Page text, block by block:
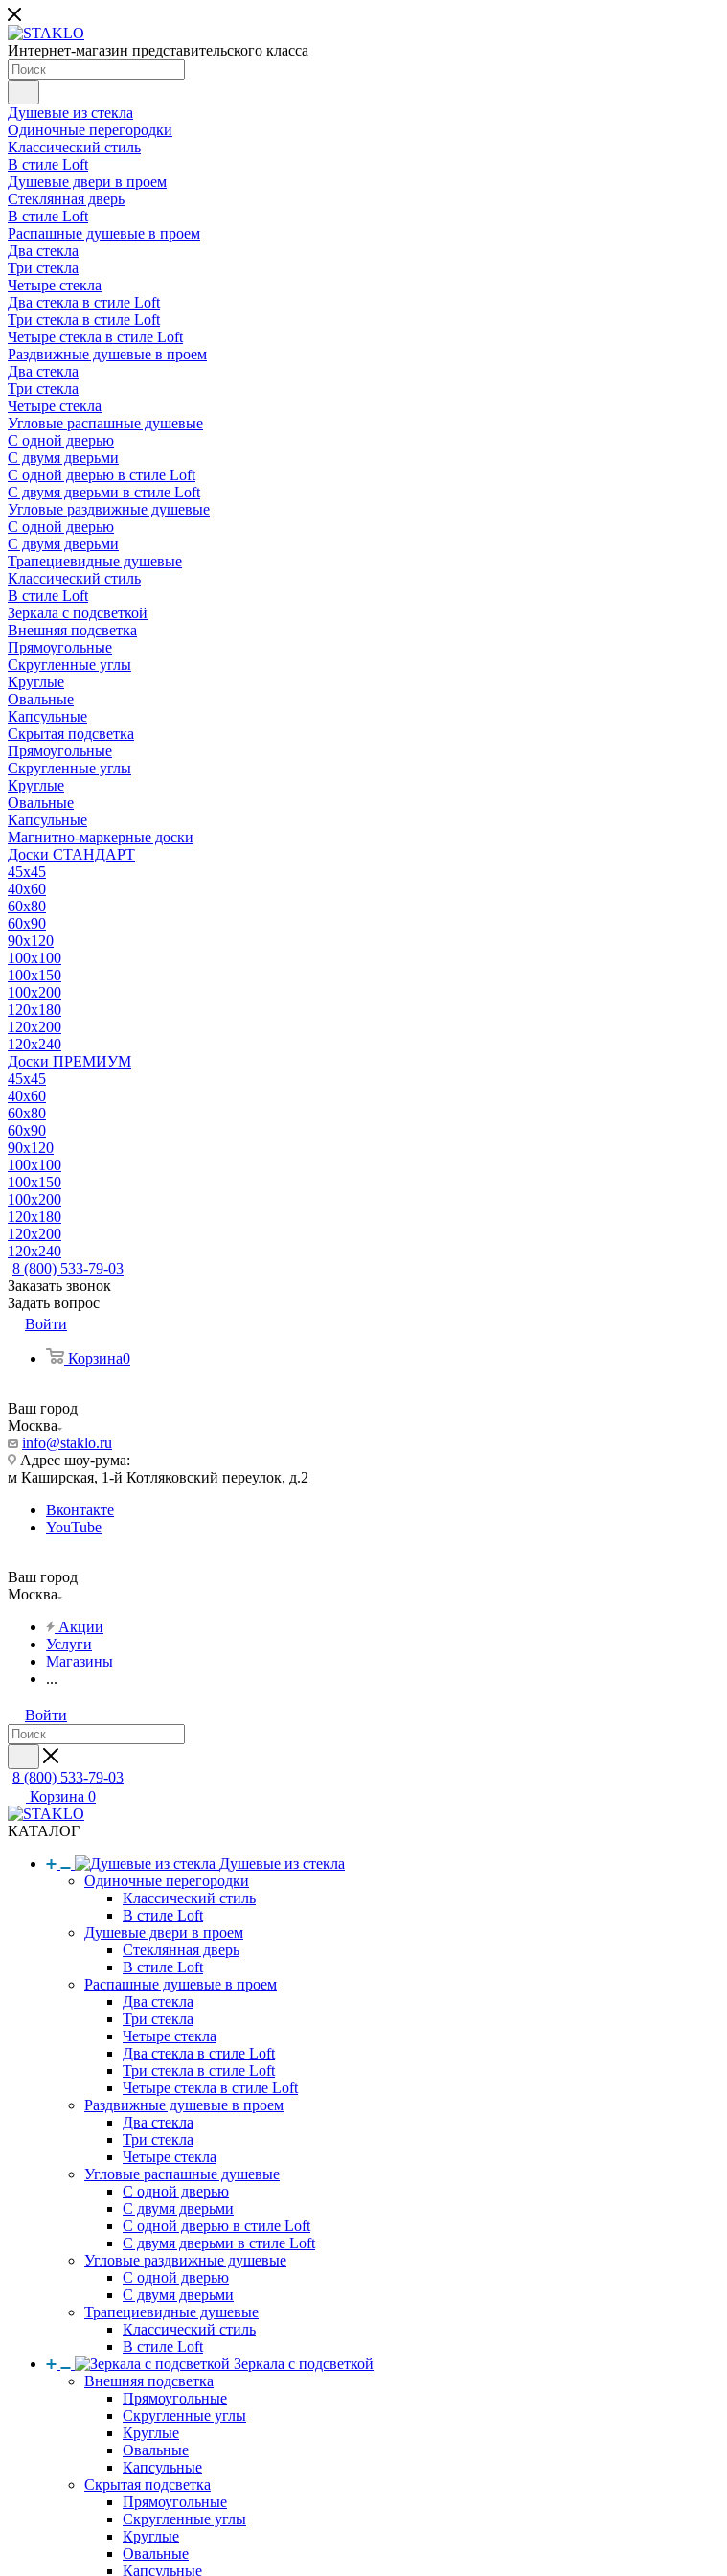
Интернет-магазин представительского класса
Душевые из стекла
Одиночные перегородки
Классический стиль
В стиле Loft
Душевые двери в проем
Стеклянная дверь
В стиле Loft
Распашные душевые в проем
Два стекла
Три стекла
Четыре стекла
Два стекла в стиле Loft
Три стекла в стиле Loft
Четыре стекла в стиле Loft
Раздвижные душевые в проем
Два стекла
Три стекла
Четыре стекла
Угловые распашные душевые
С одной дверью
С двумя дверьми
С одной дверью в стиле Loft
С двумя дверьми в стиле Loft
Угловые раздвижные душевые
С одной дверью
С двумя дверьми
Трапециевидные душевые
Классический стиль
В стиле Loft
Зеркала с подсветкой
Внешняя подсветка
Прямоугольные
Скругленные углы
Круглые
Овальные
Капсульные
Скрытая подсветка
Прямоугольные
Скругленные углы
Круглые
Овальные
Капсульные
Магнитно-маркерные доски
Доски СТАНДАРТ
45x45
40x60
60x80
60x90
90x120
100x100
100x150
100x200
120x180
120x200
120x240
Доски ПРЕМИУМ
45x45
40x60
60x80
60x90
90x120
100x100
100x150
100x200
120x180
120x200
120x240
8 (800) 533-79-03
Заказать звонок
Задать вопрос
Войти
Корзина0
Ваш город
Москва
info@staklo.ru
Адрес шоу-рума:
м Каширская, 1-й Котляковский переулок, д.2
Вконтакте
YouTube
Ваш город
Москва
Акции
Услуги
Магазины
...
Войти
8 (800) 533-79-03
Корзина 0
КАТАЛОГ
Душевые из стекла
Одиночные перегородки
Классический стиль
В стиле Loft
Душевые двери в проем
Стеклянная дверь
В стиле Loft
Распашные душевые в проем
Два стекла
Три стекла
Четыре стекла
Два стекла в стиле Loft
Три стекла в стиле Loft
Четыре стекла в стиле Loft
Раздвижные душевые в проем
Два стекла
Три стекла
Четыре стекла
Угловые распашные душевые
С одной дверью
С двумя дверьми
С одной дверью в стиле Loft
С двумя дверьми в стиле Loft
Угловые раздвижные душевые
С одной дверью
С двумя дверьми
Трапециевидные душевые
Классический стиль
В стиле Loft
Зеркала с подсветкой
Внешняя подсветка
Прямоугольные
Скругленные углы
Круглые
Овальные
Капсульные
Скрытая подсветка
Прямоугольные
Скругленные углы
Круглые
Овальные
Капсульные